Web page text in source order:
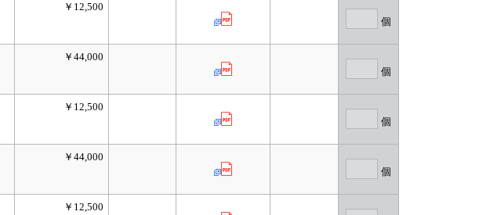
￥12,500
個
￥44,000
個
￥12,500
個
￥44,000
個
￥12,500